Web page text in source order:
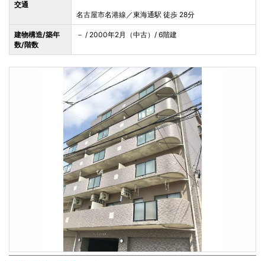
交通
名古屋市名港線／東海通駅 徒歩 28分
建物構造/築年
数/階数
－ / 2000年2月（中古）/ 6階建